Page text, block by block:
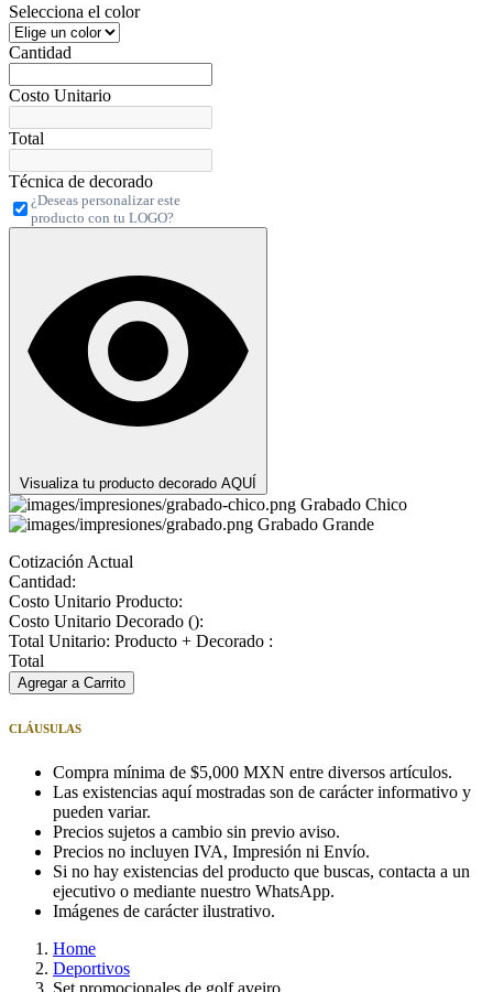
Selecciona el color
Cantidad
Costo Unitario
Total
Técnica de decorado
¿Deseas personalizar este
producto con tu LOGO?
Visualiza tu producto decorado AQUÍ
Grabado Chico
Grabado Grande
Cotización Actual
Cantidad:
Costo Unitario Producto:
Costo Unitario Decorado ():
Total Unitario: Producto + Decorado :
Total
Agregar a Carrito
CLÁUSULAS
Compra mínima de $5,000 MXN entre diversos artículos.
Las existencias aquí mostradas son de carácter informativo y
pueden variar.
Precios sujetos a cambio sin previo aviso.
Precios no incluyen IVA, Impresión ni Envío.
Si no hay existencias del producto que buscas, contacta a un
ejecutivo o mediante nuestro WhatsApp.
Imágenes de carácter ilustrativo.
Home
Deportivos
Set promocionales de golf aveiro